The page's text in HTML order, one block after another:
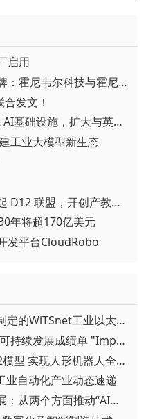
启用
▪ 霍尼韦尔发布分拆后全新品牌：霍尼韦尔科技与霍尼韦尔航空航天
发文！
▪ ABB通过集成DSX Blueprint AI基础设施，扩大与英伟达的合作
工业大模型新生态
▪ 重磅官宣！汇川技术联合发起 D12 联盟，开创产教融合新范式
年将超170亿美元
发平台CloudRobo
▪ 性能提升5至10倍 我国牵头制定的WiTSnet工业以太网国际标准正式发布
▪ 施耐德电气发布2026上半年可持续发展成绩单 "Impact 2030"路线图开局稳健
▪ 谷歌发布Gemini Robotics 2模型 实现人形机器人全身智能控制突破
业自动化产业动态速递
▪ 汇川技术首次披露AI战略进展：从两个方面推动“AI业务化”落地